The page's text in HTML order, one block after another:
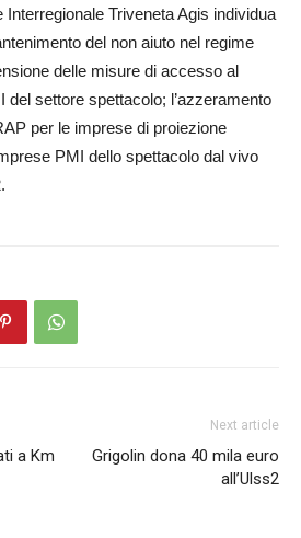
Interregionale Triveneta Agis individua
del non aiuto nel regime
delle misure di accesso al
del settore spettacolo; l’azzeramento
per le imprese di proiezione
PMI dello spettacolo dal vivo
a Km
Next article
Grigolin dona 40 mila euro
all’Ulss2